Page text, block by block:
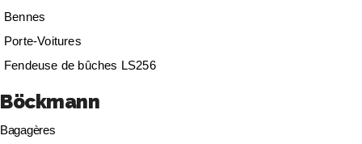
Bennes
Porte-Voitures
Fendeuse de bûches LS256
Böckmann
Bagagères